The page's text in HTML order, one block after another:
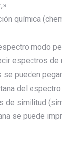
química
modo
espectros de
pueden
del
de similitud
se puede